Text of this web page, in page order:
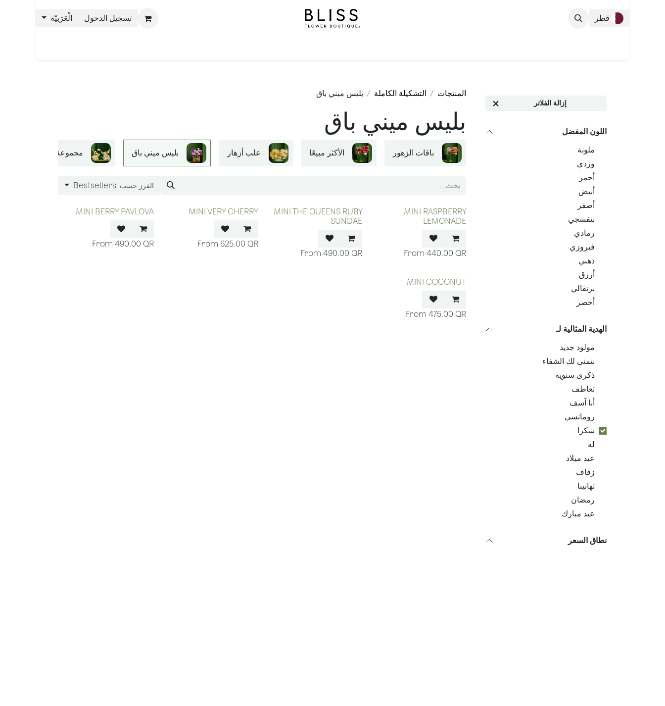
قطر
تسجيل الدخول الْعَرَبيّة
إزالة الفلاتر
اللون المفضل
ملونة
وردي
أحمر
أبيض
أصفر
بنفسجي
رمادي
فيروزي
ذهبي
أزرق
برتقالي
أخضر
الهدية المثالية لـ
مولود جديد
نتمنى لك الشفاء
ذكرى سنوية
تعاطف
أنا آسف
رومانسي
شكرا
له
عيد ميلاد
زفاف
تهانينا
رمضان
عيد مبارك
نطاق السعر
المنتجات التشكيلة الكاملة بليس ميني باق
بليس ميني باق
باقات الزهور الأكثر مبيعًا علب أزهار بليس ميني باق مجموعة الصواني
الفرز حسب: Bestsellers
MINI RASPBERRY
LEMONADE
440.00 QR
MINI THE QUEENS RUBY
SUNDAE
490.00 QR
MINI VERY CHERRY
625.00 QR
MINI BERRY PAVLOVA
490.00 QR
MINI COCONUT
475.00 QR